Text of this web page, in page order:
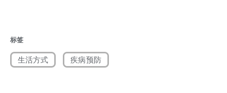
18;403(10440):1989-2056.
标签
生活方式 疾病预防